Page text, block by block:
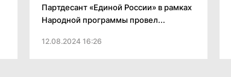
Партдесант «Единой России» в рамках
Народной программы провел...
12.08.2024 16:26